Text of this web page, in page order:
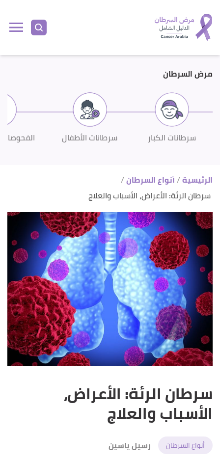
مرض السرطان
سرطانات الكبار سرطانات الأطفال
الرئيسية أنواع السرطان
سرطان الرئة: الأعراض، الأسباب والعلاج
سرطان الرئة: الأعراض،
الأسباب والعلاج
أنواع السرطان
رسيل ياسين